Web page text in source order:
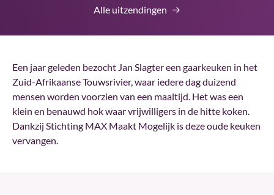
Alle uitzendingen
Een jaar geleden bezocht Jan Slagter een gaarkeuken in het
Zuid-Afrikaanse Touwsrivier, waar iedere dag duizend
mensen worden voorzien van een maaltijd. Het was een
klein en benauwd hok waar vrijwilligers in de hitte koken.
Dankzij Stichting MAX Maakt Mogelijk is deze oude keuken
vervangen.